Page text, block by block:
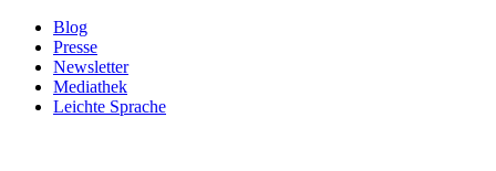
Blog
Presse
Newsletter
Mediathek
Leichte Sprache